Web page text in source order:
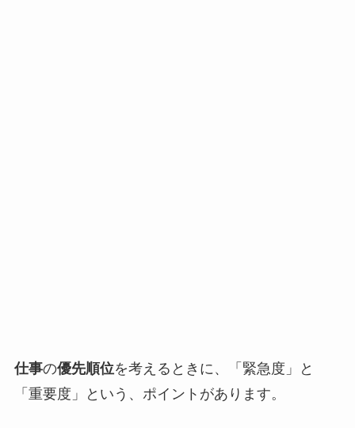
仕事の優先順位を考えるときに、「緊急度」と
「重要度」という、ポイントがあります。